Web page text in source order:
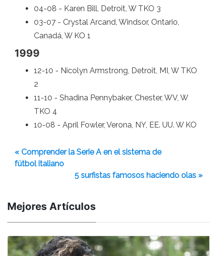
04-08 - Karen Bill, Detroit, W TKO 3
03-07 - Crystal Arcand, Windsor, Ontario,
Canadá, W KO 1
1999
12-10 - Nicolyn Armstrong, Detroit, MI, W TKO
2
11-10 - Shadina Pennybaker, Chester, WV, W
TKO 4
10-08 - April Fowler, Verona, NY, EE. UU. W KO
« Comprender la Serie A en el sistema de
fútbol italiano
5 surfistas famosos haciendo olas »
Mejores Artículos